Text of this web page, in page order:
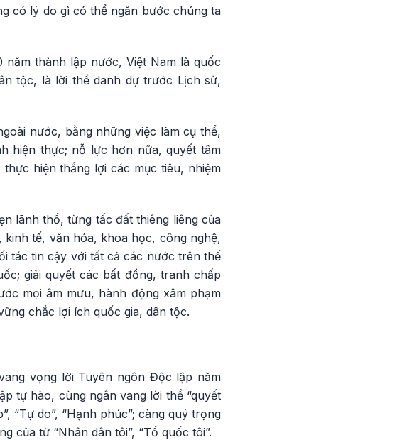
có lý do gì có thể ngăn bước chúng ta
thành lập nước, Việt Nam là quốc
tộc, là lời thề danh dự trước Lịch sử,
nước, bằng những việc làm cụ thể,
hiện thực; nỗ lực hơn nữa, quyết tâm
hiện thắng lợi các mục tiêu, nhiệm
lãnh thổ, từng tấc đất thiêng liêng của
tế, văn hóa, khoa học, công nghệ,
tác tin cậy với tất cả các nước trên thế
giải quyết các bất đồng, tranh chấp
mọi âm mưu, hành động xâm phạm
chắc lợi ích quốc gia, dân tộc.
vọng lời Tuyên ngôn Độc lập năm
tự hào, cùng ngân vang lời thề “quyết
“Tự do”, “Hạnh phúc”; càng quý trọng
của từ “Nhân dân tôi”, “Tổ quốc tôi”.